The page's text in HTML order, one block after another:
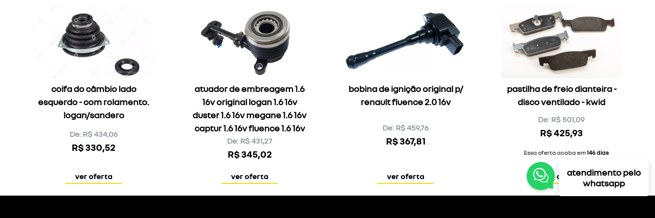
coifa do câmbio lado
esquerdo - com rolamento.
logan/sandero
De: R$ 434,06
R$ 330,52
ver oferta
atuador de embreagem 1.6
16v original logan 1.6 16v
duster 1.6 16v megane 1.6 16v
captur 1.6 16v fluence 1.6 16v
De: R$ 431,27
R$ 345,02
ver oferta
bobina de ignição original p/
renault fluence 2.0 16v
De: R$ 459,76
R$ 367,81
ver oferta
pastilha de freio dianteira -
disco ventilado - kwid
De: R$ 501,09
R$ 425,93
Essa oferta acaba em146 dias
ver ofertaatendimento pelo
whatsapp